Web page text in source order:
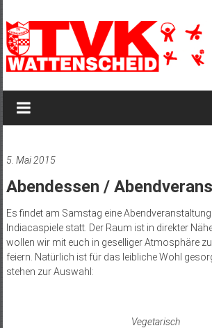
Inhalt
springen
TVK
Wattenscheid
Wattenscheid
5. Mai 2015
Abendessen /
Es findet am Samstag eine
Indiacaspiele statt. Der Raum ist in direkter
wollen wir mit euch in geselliger Atmosphäre
feiern. Natürlich ist für das leibliche Wohl
stehen zur Auswahl:
Vegetarisch